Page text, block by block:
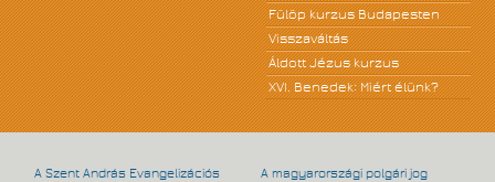
Fülöp kurzus Budapesten
Visszaváltás
Áldott Jézus kurzus
XVI. Benedek: Miért élünk?
A Szent András Evangelizációs
A magyarországi polgári jog